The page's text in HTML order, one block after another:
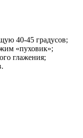
40-45 градусов;
«пуховик»;
глажения;